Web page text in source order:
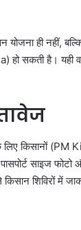
योजना ही नहीं,
हो सकती है।
किसानों (PM
साइज
शिविरों में